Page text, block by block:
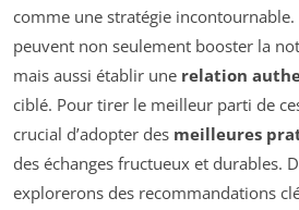
comme une stratégie incontournable.
peuvent non seulement booster la
mais aussi établir une relation
ciblé. Pour tirer le meilleur parti de
crucial d’adopter des meilleures
des échanges fructueux et durables.
explorerons des recommandations